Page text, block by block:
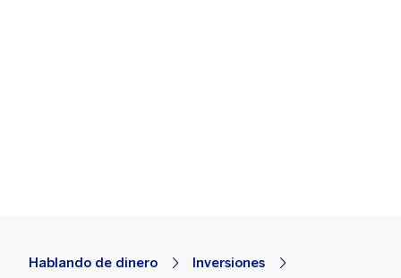
Hablando de dinero
Inversiones